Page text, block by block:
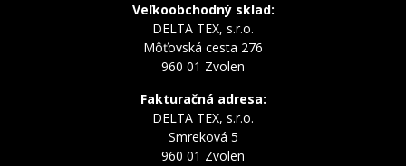
Veľkoobchodný sklad:
DELTA TEX, s.r.o.
Môťovská cesta 276
960 01 Zvolen
Fakturačná adresa:
DELTA TEX, s.r.o.
Smreková 5
960 01 Zvolen